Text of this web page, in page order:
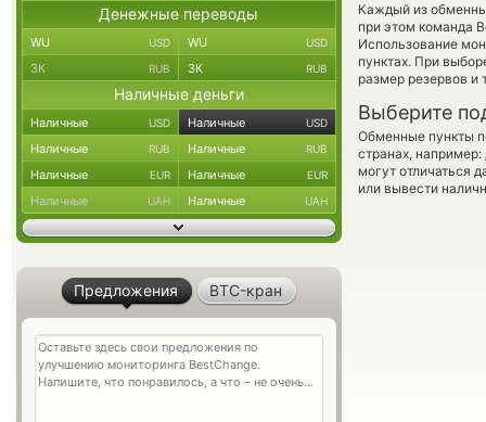
Каждый из
при этом команда
Использование
пунктах. При
размер резервов и
Выберите
Обменные пункты
странах, например:
могут отличаться
или вывести
Денежные переводы
WU USD WU USD
ЗК RUB ЗК RUB
Наличные деньги
Наличные USD Наличные USD
Наличные RUB Наличные RUB
Наличные EUR Наличные EUR
Наличные UAH Наличные UAH
Предложения BTC-кран